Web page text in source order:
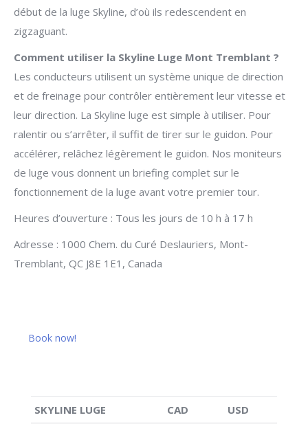
début de la luge Skyline, d’où ils redescendent en
zigzaguant.
Comment utiliser la Skyline Luge Mont Tremblant ?
Les conducteurs utilisent un système unique de direction
et de freinage pour contrôler entièrement leur vitesse et
leur direction. La Skyline luge est simple à utiliser. Pour
ralentir ou s’arrêter, il suffit de tirer sur le guidon. Pour
accélérer, relâchez légèrement le guidon. Nos moniteurs
de luge vous donnent un briefing complet sur le
fonctionnement de la luge avant votre premier tour.
Heures d’ouverture : Tous les jours de 10 h à 17 h
Adresse : 1000 Chem. du Curé Deslauriers, Mont-
Tremblant, QC J8E 1E1, Canada
Book now!
SKYLINE LUGE CAD
USD